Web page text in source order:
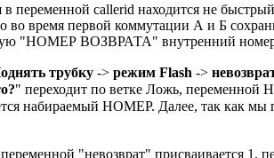
callerid находится не
время первой коммутации А и Б
"НОМЕР ВОЗВРАТА" внутренний номер
трубку -> режим Flash ->
" переходит по ветке Ложь, переменной
набираемый НОМЕР. Далее, так как мы
"невозврат"